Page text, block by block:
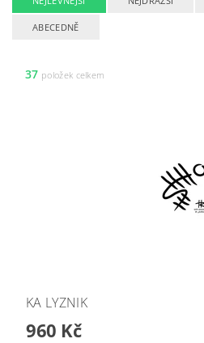
ABECEDNĚ
37 položek celkem
KA LYZNIK
960 Kč